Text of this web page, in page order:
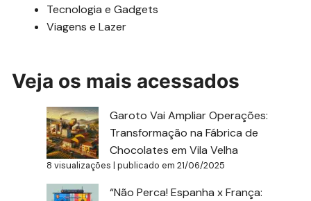
Tecnologia e Gadgets
Viagens e Lazer
Veja os mais acessados
Garoto Vai Ampliar Operações:
Transformação na Fábrica de
Chocolates em Vila Velha
8 visualizações |publicado em 21/06/2025
“Não Perca! Espanha x França: